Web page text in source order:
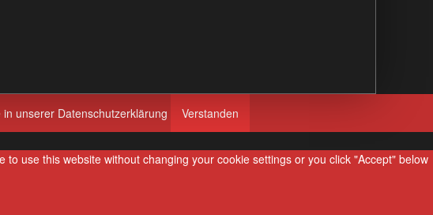
unserer Datenschutzerklärung Verstanden
use this website without changing your cookie settings or you click "Accept" below